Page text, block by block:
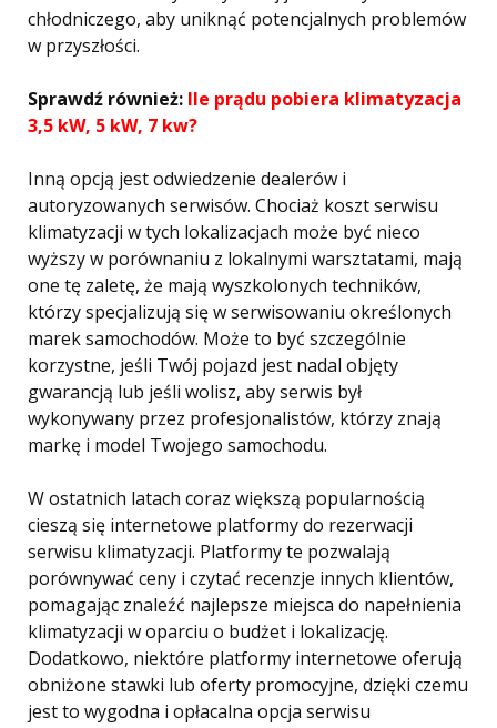
chłodniczego, aby uniknąć potencjalnych problemów
w przyszłości.
Sprawdź również: Ile prądu pobiera klimatyzacja
3,5 kW, 5 kW, 7 kw?
Inną opcją jest odwiedzenie dealerów i
autoryzowanych serwisów. Chociaż koszt serwisu
klimatyzacji w tych lokalizacjach może być nieco
wyższy w porównaniu z lokalnymi warsztatami, mają
one tę zaletę, że mają wyszkolonych techników,
którzy specjalizują się w serwisowaniu określonych
marek samochodów. Może to być szczególnie
korzystne, jeśli Twój pojazd jest nadal objęty
gwarancją lub jeśli wolisz, aby serwis był
wykonywany przez profesjonalistów, którzy znają
markę i model Twojego samochodu.
W ostatnich latach coraz większą popularnością
cieszą się internetowe platformy do rezerwacji
serwisu klimatyzacji. Platformy te pozwalają
porównywać ceny i czytać recenzje innych klientów,
pomagając znaleźć najlepsze miejsca do napełnienia
klimatyzacji w oparciu o budżet i lokalizację.
Dodatkowo, niektóre platformy internetowe oferują
obniżone stawki lub oferty promocyjne, dzięki czemu
jest to wygodna i opłacalna opcja serwisu